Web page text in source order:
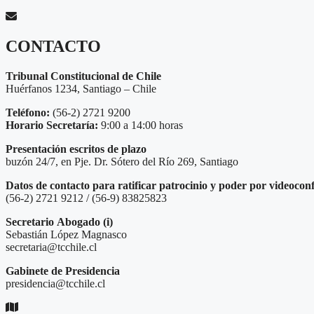
CONTACTO
Tribunal Constitucional de Chile
Huérfanos 1234, Santiago – Chile
Teléfono: (56-2) 2721 9200
Horario Secretaría: 9:00 a 14:00 horas
Presentación escritos de plazo
buzón 24/7, en Pje. Dr. Sótero del Río 269, Santiago
Datos de contacto para ratificar patrocinio y poder por
(56-2) 2721 9212 / (56-9) 83825823
Secretario Abogado (i)
Sebastián López Magnasco
secretaria@tcchile.cl
Gabinete de Presidencia
presidencia@tcchile.cl